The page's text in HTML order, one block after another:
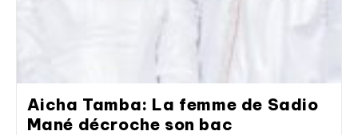
Aicha Tamba: La femme de Sadio
Mané décroche son bac